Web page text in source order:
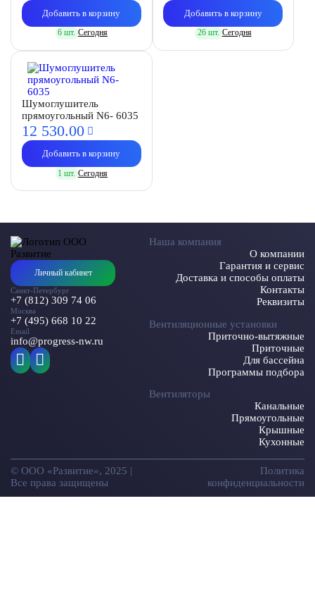
Добавить в корзину
6 шт. Сегодня
Добавить в корзину
26 шт. Сегодня
Шумоглушитель
прямоугольный N6- 6035
12 530.00
Добавить в корзину
1 шт. Сегодня
Личный кабинет
Санкт-Петербург
+7 (812) 309 74 06
Москва
+7 (495) 668 10 22
Email
info@progress-nw.ru
Наша компания
О компании
Гарантия и сервис
Доставка и способы оплаты
Контакты
Реквизиты
Вентиляционные установки
Приточно-вытяжные
Приточные
Для бассейна
Программы подбора
Вентиляторы
Канальные
Прямоугольные
Крышные
Кухонные
© ООО «Развитие», 2025 |
Все права защищены
Политика
конфиденциальности